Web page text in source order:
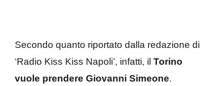
Secondo quanto riportato dalla redazione di
‘Radio Kiss Kiss Napoli’, infatti, il Torino
vuole prendere Giovanni Simeone.